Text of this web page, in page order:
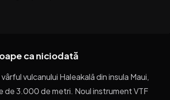
ca niciodată
vulcanului Haleakalā din insula Maui,
de 3.000 de metri. Noul instrument VTF